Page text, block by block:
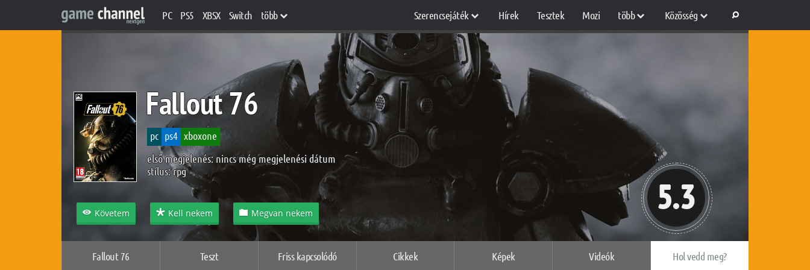
PC PS5 XBSX Switch több Szerencsejáték Hírek Tesztek Mozi több Közösség
Fallout 76
Fallout 76 Teszt Friss kapcsolódó Cikkek Képek Videók Hol vedd meg?
5.3
pc ps4 xboxone
első megjelenés: nincs még megjelenési dátum
stílus:rpg
Követem Kell nekem Megvan nekem